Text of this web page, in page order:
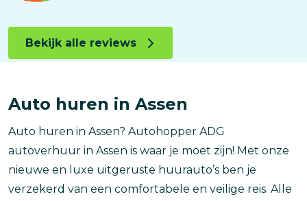
Bekijk alle reviews
Auto huren in Assen
Auto huren in Assen? Autohopper ADG
autoverhuur in Assen is waar je moet zijn! Met onze
nieuwe en luxe uitgeruste huurauto’s ben je
verzekerd van een comfortabele en veilige reis. Alle